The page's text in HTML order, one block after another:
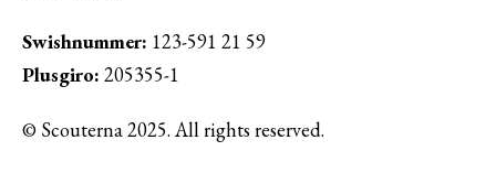
Swishnummer: 123-591 21 59
Plusgiro: 205355-1
© Scouterna 2025. All rights reserved.